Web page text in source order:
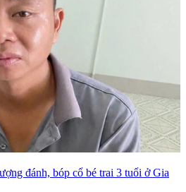
đánh, bóp cổ bé trai 3 tuổi ở Gia